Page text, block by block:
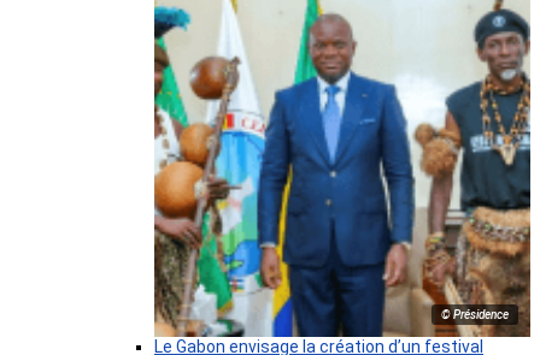
© Présidence
Le Gabon envisage la création d’un festival